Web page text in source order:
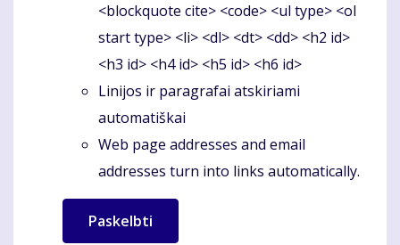
<blockquote cite> <code> <ul type> <ol
start type> <li> <dl> <dt> <dd> <h2 id>
<h3 id> <h4 id> <h5 id> <h6 id>
Linijos ir paragrafai atskiriami
automatiškai
Web page addresses and email
addresses turn into links automatically.